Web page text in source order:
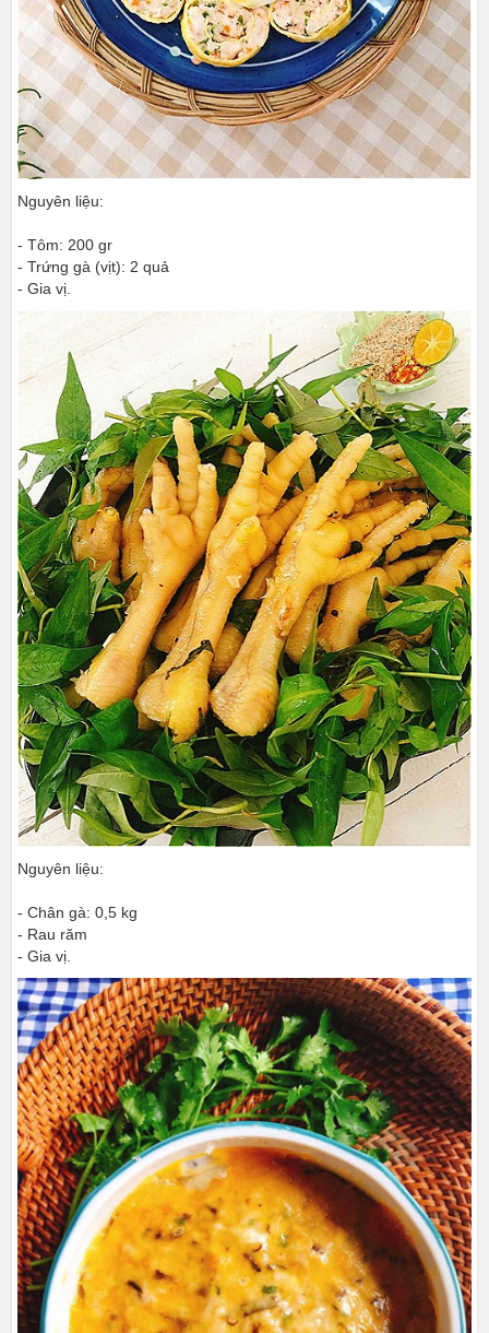
Nguyên liệu:
- Tôm: 200 gr
- Trứng gà (vịt): 2 quả
- Gia vị.
Nguyên liệu:
- Chân gà: 0,5 kg
- Rau răm
- Gia vị.